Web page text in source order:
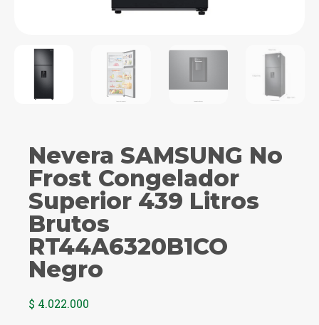
Nevera SAMSUNG No
Frost Congelador
Superior 439 Litros
Brutos
RT44A6320B1CO
Negro
$ 4.022.000